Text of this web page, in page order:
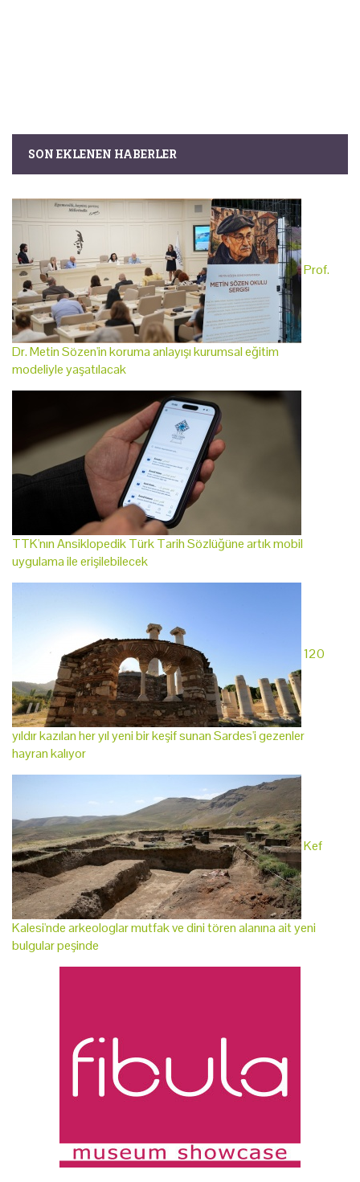
SON EKLENEN HABERLER
Prof.
Dr. Metin Sözen'in koruma anlayışı kurumsal eğitim
modeliyle yaşatılacak
TTK'nın Ansiklopedik Türk Tarih Sözlüğüne artık mobil
uygulama ile erişilebilecek
120
yıldır kazılan her yıl yeni bir keşif sunan Sardes'i gezenler
hayran kalıyor
Kef
Kalesi'nde arkeologlar mutfak ve dini tören alanına ait yeni
bulgular peşinde